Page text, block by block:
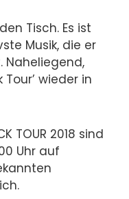
Tisch. Es ist
Musik, die er
wieder in
TOUR 2018 sind
Uhr auf